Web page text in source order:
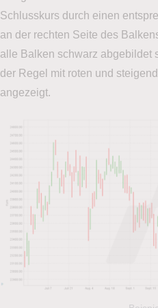
Schlusskurs durch einen
an der rechten Seite des
alle Balken schwarz abgebildet
der Regel mit roten und
angezeigt.